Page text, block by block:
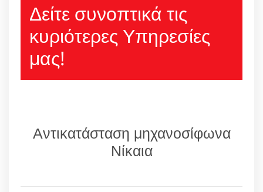
Δείτε συνοπτικά τις
κυριότερες Υπηρεσίες
μας!
Αντικατάσταση μηχανοσίφωνα
Νίκαια